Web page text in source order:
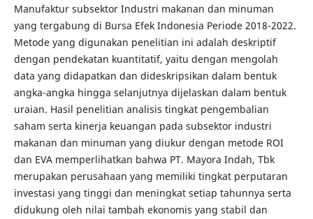
Manufaktur subsektor Industri makanan dan minuman
yang tergabung di Bursa Efek Indonesia Periode 2018-2022.
Metode yang digunakan penelitian ini adalah deskriptif
dengan pendekatan kuantitatif, yaitu dengan mengolah
data yang didapatkan dan dideskripsikan dalam bentuk
angka-angka hingga selanjutnya dijelaskan dalam bentuk
uraian. Hasil penelitian analisis tingkat pengembalian
saham serta kinerja keuangan pada subsektor industri
makanan dan minuman yang diukur dengan metode ROI
dan EVA memperlihatkan bahwa PT. Mayora Indah, Tbk
merupakan perusahaan yang memiliki tingkat perputaran
investasi yang tinggi dan meningkat setiap tahunnya serta
didukung oleh nilai tambah ekonomis yang stabil dan